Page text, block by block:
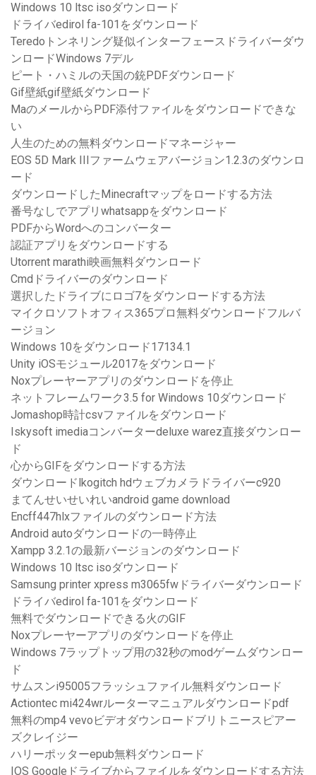
Windows 10 ltsc isoダウンロード
ドライバedirol fa-101をダウンロード
Teredoトンネリング疑似インターフェースドライバーダウ
ンロードWindows 7デル
ピート・ハミルの天国の銃PDFダウンロード
Gif壁紙gif壁紙ダウンロード
MaのメールからPDF添付ファイルをダウンロードできな
い
人生のための無料ダウンロードマネージャー
EOS 5D Mark IIIファームウェアバージョン1.2.3のダウンロ
ード
ダウンロードしたMinecraftマップをロードする方法
番号なしでアプリwhatsappをダウンロード
PDFからWordへのコンバーター
認証アプリをダウンロードする
Utorrent marathi映画無料ダウンロード
Cmdドライバーのダウンロード
選択したドライブにロゴ7をダウンロードする方法
マイクロソフトオフィス365プロ無料ダウンロードフルバ
ージョン
Windows 10をダウンロード17134.1
Unity iOSモジュール2017をダウンロード
Noxプレーヤーアプリのダウンロードを停止
ネットフレームワーク3.5 for Windows 10ダウンロード
Jomashop時計csvファイルをダウンロード
Iskysoft imediaコンバーターdeluxe warez直接ダウンロー
ド
心からGIFをダウンロードする方法
ダウンロードlkogitch hdウェブカメラドライバーc920
まてんせいせいれいandroid game download
Encff447hlxファイルのダウンロード方法
Android autoダウンロードの一時停止
Xampp 3.2.1の最新バージョンのダウンロード
Windows 10 ltsc isoダウンロード
Samsung printer xpress m3065fwドライバーダウンロード
ドライバedirol fa-101をダウンロード
無料でダウンロードできる火のGIF
Noxプレーヤーアプリのダウンロードを停止
Windows 7ラップトップ用の32秒のmodゲームダウンロー
ド
サムスンi95005フラッシュファイル無料ダウンロード
Actiontec mi424wrルーターマニュアルダウンロードpdf
無料のmp4 vevoビデオダウンロードブリトニースピアー
ズクレイジー
ハリーポッターepub無料ダウンロード
IOS Googleドライブからファイルをダウンロードする方法